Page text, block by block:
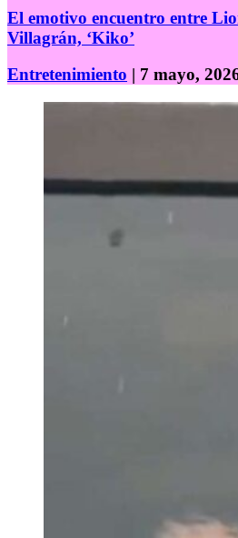
El emotivo encuentro entre
Villagrán, ‘Kiko’
Entretenimiento | 7 mayo,